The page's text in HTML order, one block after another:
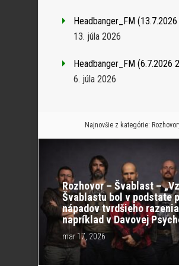
Headbanger_FM
13. júla 2026
Headbanger_FM (6.7.2026
6. júla 2026
Najnovšie z kategórie:
Rozhovor – Švablast –
Švablastu bol v podstate
nápadov tvrdšieho
napríklad v Davovej
mar 17, 2026